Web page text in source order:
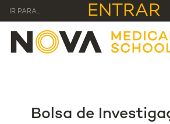
IR PARA... ENTRAR
Bolsa de